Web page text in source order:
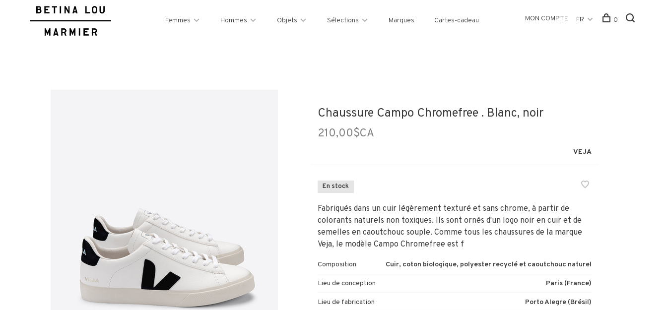
Femmes Hommes Objets Sélections Marques Cartes-cadeau MON COMPTE FR 0
Chaussure Campo Chromefree . Blanc, noir
210,00$CA
VEJA
En stock
Fabriqués dans un cuir légèrement texturé et sans chrome, à partir de
colorants naturels non toxiques. Ils sont ornés d'un logo noir en cuir et de
semelles en caoutchouc souple. Comme tous les chaussures de la marque
Veja, le modèle Campo Chromefree est f
Composition Cuir, coton biologique, polyester recyclé et caoutchouc naturel
Lieu de conception Paris (France)
Lieu de fabrication Porto Alegre (Brésil)